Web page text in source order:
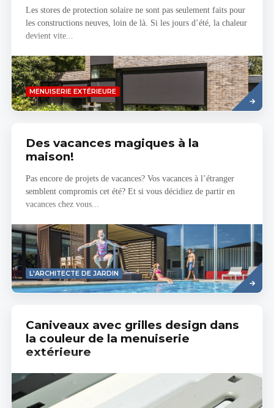
Les stores de protection solaire ne sont pas seulement faits pour
les constructions neuves, loin de là. Si les jours d’été, la chaleur
devient vite...
MENUISERIE EXTÉRIEURE
Read
more
Des vacances magiques à la
maison!
Pas encore de projets de vacances? Vos vacances à l’étranger
semblent compromis cet été? Et si vous décidiez de partir en
vacances chez vous...
L'ARCHITECTE DE JARDIN
Savoir
plus
Caniveaux avec grilles design dans
la couleur de la menuiserie
extérieure